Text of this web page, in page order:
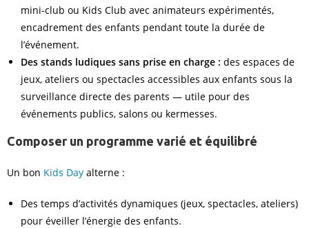
mini-club ou Kids Club avec animateurs expérimentés,
encadrement des enfants pendant toute la durée de
l’événement.
Des stands ludiques sans prise en charge : des espaces de
jeux, ateliers ou spectacles accessibles aux enfants sous la
surveillance directe des parents — utile pour des
événements publics, salons ou kermesses.
Composer un programme varié et équilibré
Un bon Kids Day alterne :
Des temps d’activités dynamiques (jeux, spectacles, ateliers)
pour éveiller l’énergie des enfants.